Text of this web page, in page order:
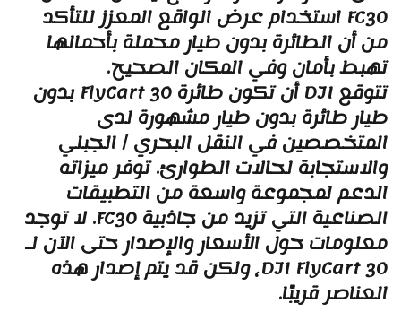
FC30 استخدام عرض الواقع المعزز للتأكد
أن الطائرة بدون طيار محملة بأحمالها
بأمان وفي المكان الصحيح.
تتوقع DJI أن تكون طائرة FlyCart 30 بدون
طائرة بدون طيار مشهورة لدى
في النقل البحري / الجبلي
لحالات الطوارئ. توفر ميزاته
لمجموعة واسعة من التطبيقات
الصناعية التي تزيد من جاذبية FC30. لا توجد
حول الأسعار والإصدار حتى الآن لـ
DJI FlyCart 30، ولكن قد يتم إصدار هذه
قريبًا.